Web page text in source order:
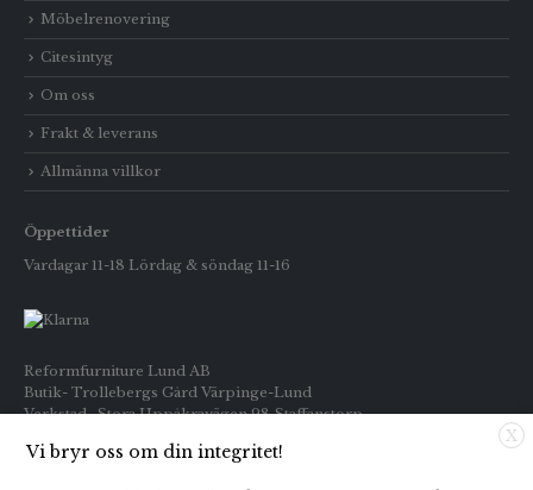
Möbelrenovering
Citesintyg
Om oss
Frakt & leverans
Allmänna villkor
Öppettider
Vardagar 11-18 Lördag & söndag 11-16
Reformfurniture Lund AB
Butik- Trollebergs Gård Värpinge-Lund
Verkstad- Stora Uppåkravägen 98 Staffanstorp
Telefon: Butiken 0709-269916
X
Vi bryr oss om din integritet!